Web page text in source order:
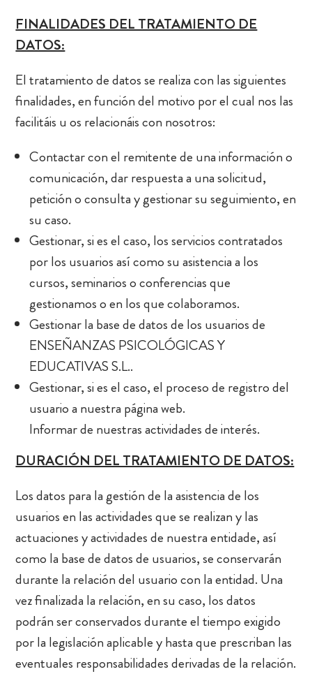
FINALIDADES DEL TRATAMIENTO DE
DATOS:
El tratamiento de datos se realiza con las siguientes
finalidades, en función del motivo por el cual nos las
facilitáis u os relacionáis con nosotros:
Contactar con el remitente de una información o
comunicación, dar respuesta a una solicitud,
petición o consulta y gestionar su seguimiento, en
su caso.
Gestionar, si es el caso, los servicios contratados
por los usuarios así como su asistencia a los
cursos, seminarios o conferencias que
gestionamos o en los que colaboramos.
Gestionar la base de datos de los usuarios de
ENSEÑANZAS PSICOLÓGICAS Y
EDUCATIVAS S.L..
Gestionar, si es el caso, el proceso de registro del
usuario a nuestra página web.
Informar de nuestras actividades de interés.
DURACIÓN DEL TRATAMIENTO DE DATOS:
Los datos para la gestión de la asistencia de los
usuarios en las actividades que se realizan y las
actuaciones y actividades de nuestra entidade, así
como la base de datos de usuarios, se conservarán
durante la relación del usuario con la entidad. Una
vez finalizada la relación, en su caso, los datos
podrán ser conservados durante el tiempo exigido
por la legislación aplicable y hasta que prescriban las
eventuales responsabilidades derivadas de la relación.